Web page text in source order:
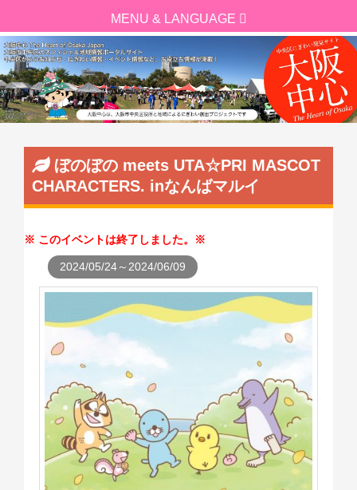
ぼのぼの meets UTA☆PRI MASCOT
CHARACTERS. inなんばマルイ
このイベントは終了しました。
2024/05/24～2024/06/09